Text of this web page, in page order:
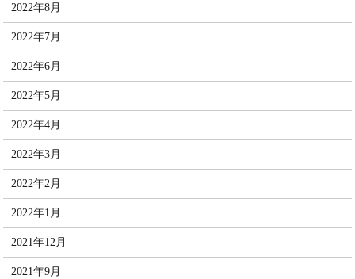
2022年8月
2022年7月
2022年6月
2022年5月
2022年4月
2022年3月
2022年2月
2022年1月
2021年12月
2021年9月